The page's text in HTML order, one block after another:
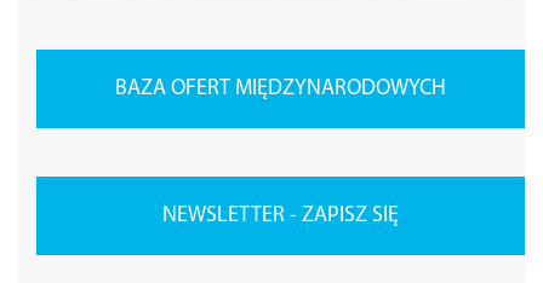
BAZA OFERT MIĘDZYNARODOWYCH
NEWSLETTER - ZAPISZ SIĘ